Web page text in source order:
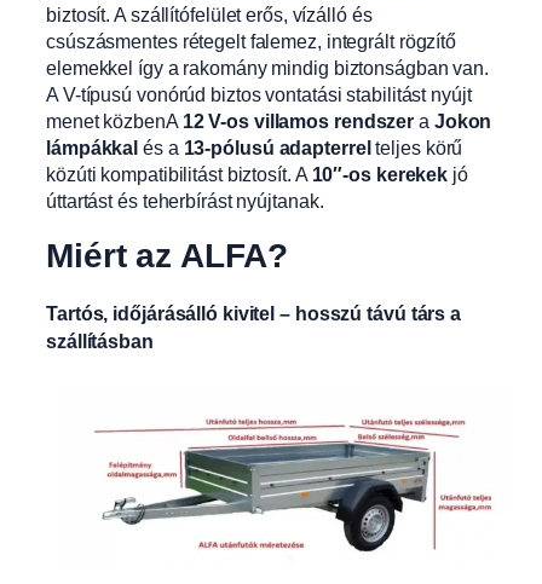
biztosít. A szállítófelület erős, vízálló és
csúszásmentes rétegelt falemez, integrált rögzítő
elemekkel így a rakomány mindig biztonságban van.
A V-típusú vonórúd biztos vontatási stabilitást nyújt
menet közbenA 12 V-os villamos rendszer a Jokon
lámpákkal és a 13-pólusú adapterrelteljes körű
közúti kompatibilitást biztosít. A 10″-os kerekek jó
úttartást és teherbírást nyújtanak.
Miért az ALFA?
Tartós, időjárásálló kivitel – hosszú távú társ a
szállításban